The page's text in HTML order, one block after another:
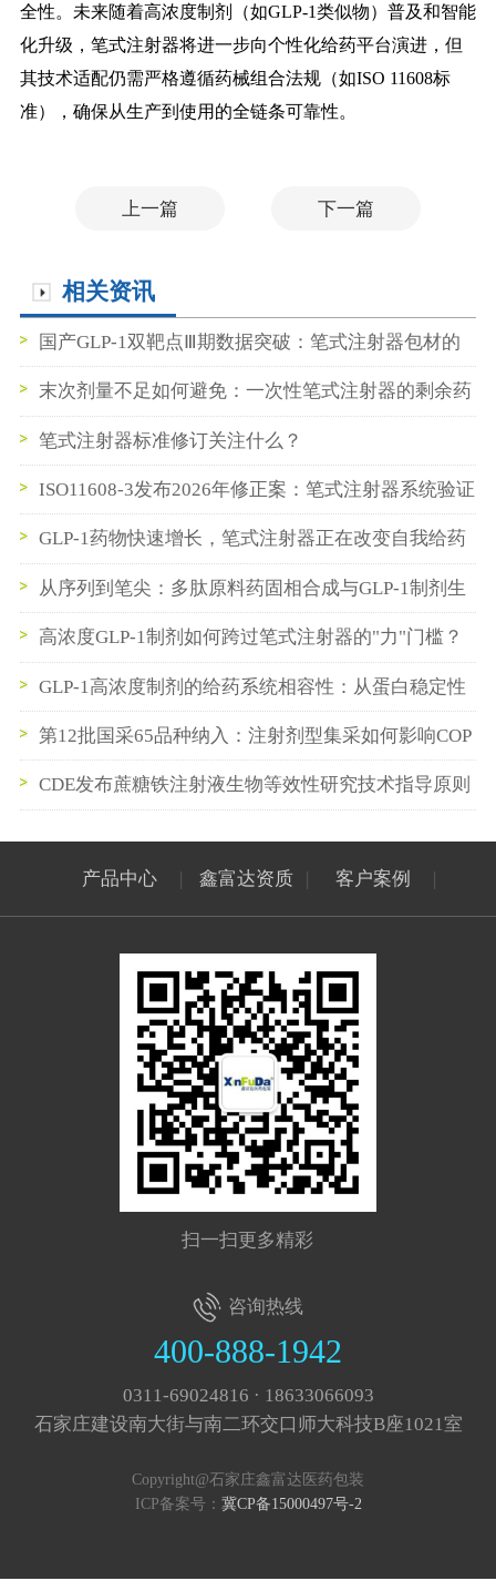
全性。未来随着高浓度制剂（如GLP-1类似物）普及和智能
化升级，笔式注射器将进一步向个性化给药平台演进，但
其技术适配仍需严格遵循药械组合法规（如ISO 11608标
准），确保从生产到使用的全链条可靠性。
上一篇 下一篇
相关资讯
国产GLP-1双靶点Ⅲ期数据突破：笔式注射器包材的
机遇窗口
末次剂量不足如何避免：一次性笔式注射器的剩余药
量控制设计末次剂量不足如何避免：一次性笔式注射
器的剩余药量控制设计
笔式注射器标准修订关注什么？
ISO11608-3发布2026年修正案：笔式注射器系统验证
要求再升级
GLP-1药物快速增长，笔式注射器正在改变自我给药
系统的发展方向
从序列到笔尖：多肽原料药固相合成与GLP-1制剂生
产的无缝衔接实践
高浓度GLP-1制剂如何跨过笔式注射器的"力"门槛？
GLP-1高浓度制剂的给药系统相容性：从蛋白稳定性
到笔式注射器卡式瓶密封系统的一体化构建
第12批国采65品种纳入：注射剂型集采如何影响COP
西林瓶与预灌封供应链
CDE发布蔗糖铁注射液生物等效性研究技术指导原则
产品中心 | 鑫富达资质 | 客户案例 |
扫一扫更多精彩
咨询热线
400-888-1942
0311-69024816 · 18633066093
石家庄建设南大街与南二环交口师大科技B座1021室
Copyright@石家庄鑫富达医药包装
ICP备案号： 冀CP备15000497号-2